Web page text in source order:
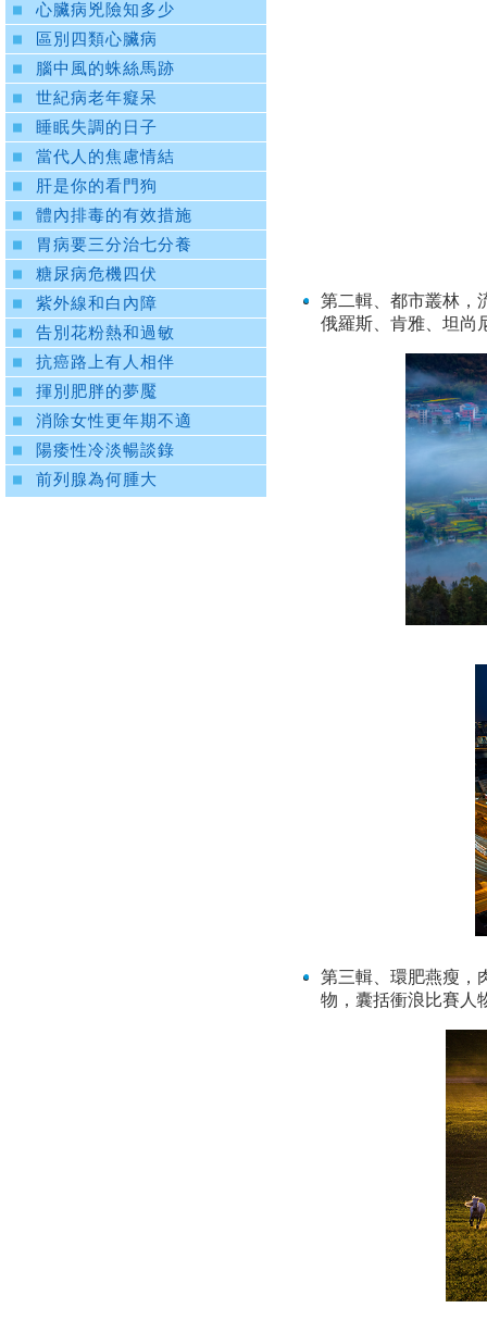
第二輯、都市叢林，
俄羅斯、肯雅、坦尚
第三輯、環肥燕瘦，
物，囊括衝浪比賽人
心臟病兇險知多少
區別四類心臟病
腦中風的蛛絲馬跡
世紀病老年癡呆
睡眠失調的日子
當代人的焦慮情結
肝是你的看門狗
體內排毒的有效措施
胃病要三分治七分養
糖尿病危機四伏
紫外線和白內障
告別花粉熱和過敏
抗癌路上有人相伴
揮別肥胖的夢魘
消除女性更年期不適
陽痿性冷淡暢談錄
前列腺為何腫大